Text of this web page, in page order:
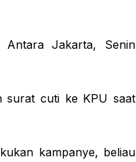
Jakarta, Senin
surat cuti ke KPU saat
kampanye, beliau